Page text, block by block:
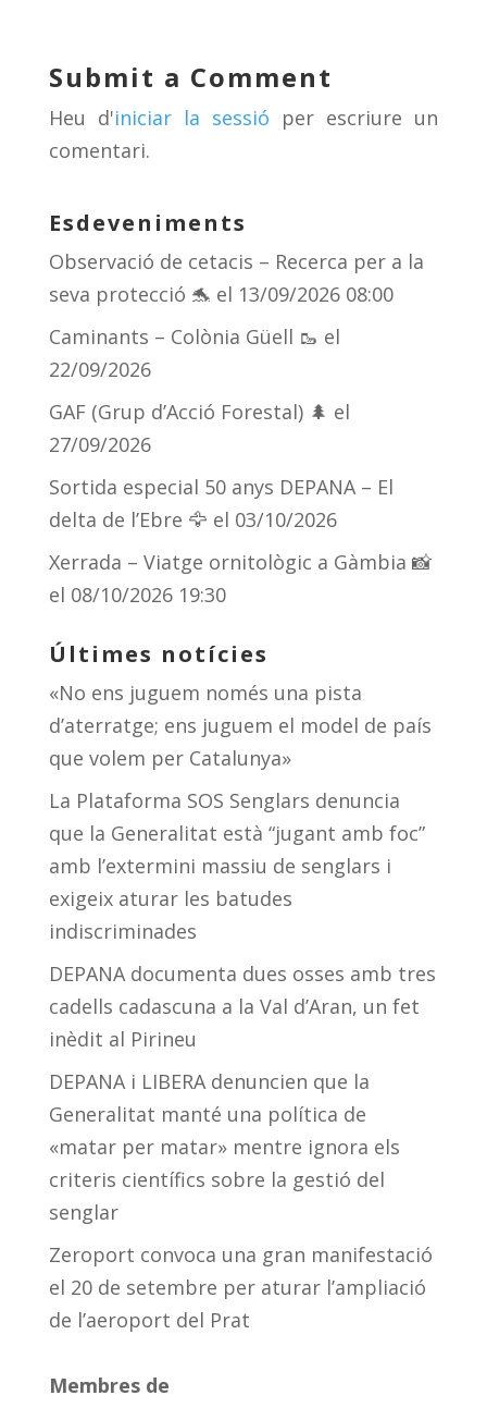
y d
s
a
m
ar
te
ix
Submit a Comment
Heu d'iniciar la sessió per escriure un
comentari.
Esdeveniments
Observació de cetacis – Recerca per a la
seva protecció 🐬 el 13/09/2026 08:00
Caminants – Colònia Güell 🥾 el
22/09/2026
GAF (Grup d’Acció Forestal) 🌲 el
27/09/2026
Sortida especial 50 anys DEPANA – El
delta de l’Ebre 🦅 el 03/10/2026
Xerrada – Viatge ornitològic a Gàmbia 📸
el 08/10/2026 19:30
Últimes notícies
«No ens juguem només una pista
d’aterratge; ens juguem el model de país
que volem per Catalunya»
La Plataforma SOS Senglars denuncia
que la Generalitat està “jugant amb foc”
amb l’extermini massiu de senglars i
exigeix aturar les batudes
indiscriminades
DEPANA documenta dues osses amb tres
cadells cadascuna a la Val d’Aran, un fet
inèdit al Pirineu
DEPANA i LIBERA denuncien que la
Generalitat manté una política de
«matar per matar» mentre ignora els
criteris científics sobre la gestió del
senglar
Zeroport convoca una gran manifestació
el 20 de setembre per aturar l’ampliació
de l’aeroport del Prat
Membres de